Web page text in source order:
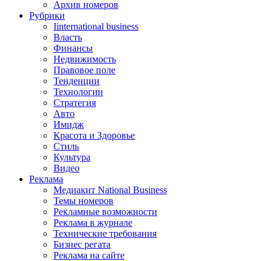
Архив номеров
Рубрики
Iinternational business
Власть
Финансы
Недвижимость
Правовое поле
Тенденции
Технологии
Стратегия
Авто
Имидж
Красота и Здоровье
Стиль
Культура
Видео
Реклама
Медиакит National Business
Темы номеров
Рекламные возможности
Реклама в журнале
Технические требования
Бизнес регата
Реклама на сайте